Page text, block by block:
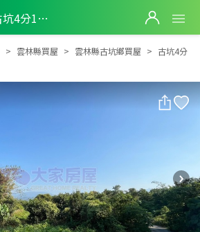
古坑4分1農地
古坑4分1農地
雲林縣買屋 雲林縣古坑鄉買屋
古坑4分